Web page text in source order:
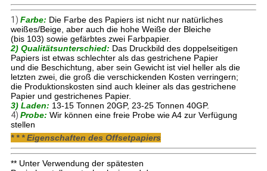
1) Farbe: Die Farbe des Papiers ist nicht nur natürliches
weißes/Beige, aber auch die hohe Weiße der Bleiche
(bis 103) sowie gefärbtes zwei Farbpapier.
2) Qualitätsunterschied: Das Druckbild des doppelseitigen
Papiers ist etwas schlechter als das gestrichene Papier
und die Beschichtung, aber sein Gewicht ist viel heller als die
letzten zwei, die groß die verschickenden Kosten verringern;
die Produktionskosten sind auch kleiner als das gestrichene
Papier und gestrichenes Papier.
3) Laden: 13-15 Tonnen 20GP, 23-25 Tonnen 40GP.
4) Probe: Wir können eine freie Probe wie A4 zur Verfügung
stellen
* * * Eigenschaften des Offsetpapiers
** Unter Verwendung der spätesten